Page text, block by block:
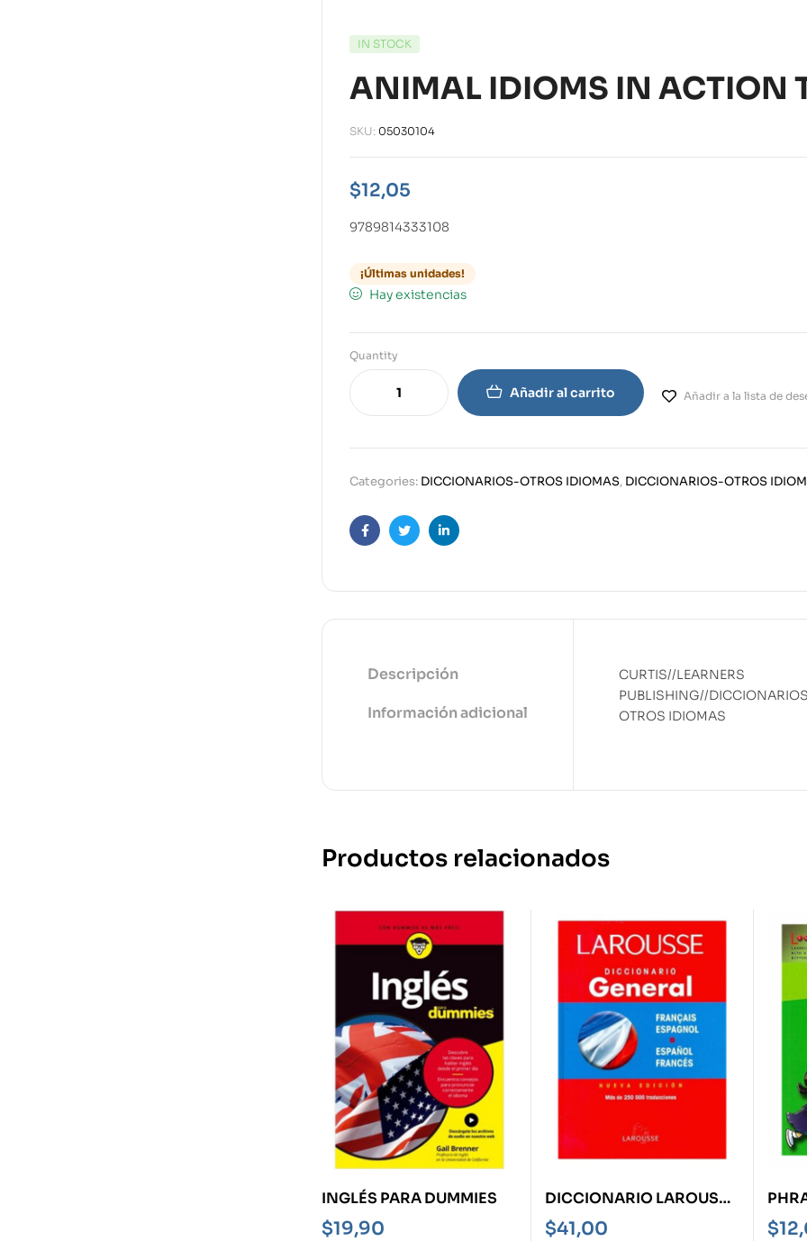
IN STOCK
ANIMAL IDIOMS IN ACTION
SKU: 05030104
$12,05
9789814333108
¡Últimas unidades!
Hay existencias
Quantity
Añadir al carrito Añadir a la lista de
Categories: DICCIONARIOS-OTROS IDIOMAS, DICCIONARIOS-OTROS
FacebookTwitterLinkedin
Descripción
Información adicional
CURTIS//LEARNERS
PUBLISHING//
OTROS IDIOMAS
Productos relacionados
INGLÉS PARA DUMMIES
$19,90
DICCIONARIO LAROUSSE
GENERAL FRANCÉS
$41,00 $